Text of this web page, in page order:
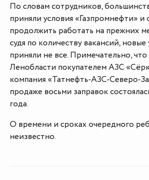
По словам сотрудников,
приняли условия «Газпромнефти» и
продолжить работать на прежних
судя по количеству вакансий, новые
приняли не все. Примечательно,
Ленобласти покупателем АЗС
компания «Татнефть-АЗС-Северо-
продаже восьми заправок
года.
О времени и сроках очередного
неизвестно.